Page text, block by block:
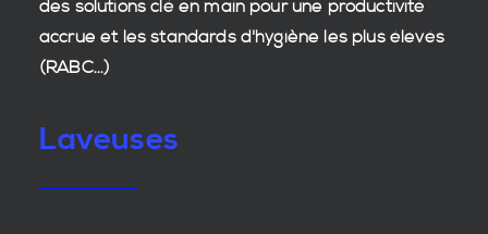
des solutions clé en main pour une productivité
accrue et lesstandards d'hygiène les plus élevés
(RABC...)
Laveuses